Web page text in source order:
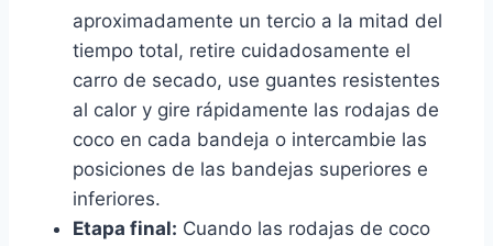
aproximadamente un tercio a la mitad del
tiempo total, retire cuidadosamente el
carro de secado, use guantes resistentes
al calor y gire rápidamente las rodajas de
coco en cada bandeja o intercambie las
posiciones de las bandejas superiores e
inferiores.
Etapa final: Cuando las rodajas de coco